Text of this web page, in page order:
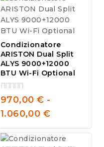
Condizionatore
ARISTON Dual Split
ALYS 9000+12000
BTU Wi-Fi Optional
0
out
of
5
970,00 € -
1.060,00 €